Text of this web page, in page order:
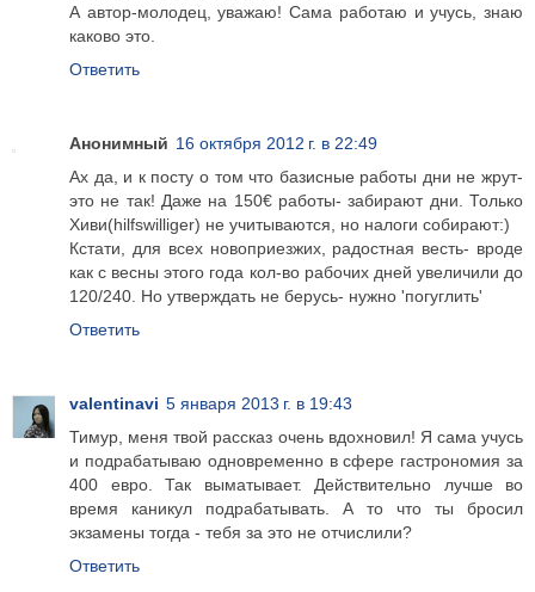
А автор-молодец, уважаю! Сама работаю и учусь, знаю
каково это.
Ответить
Анонимный 16 октября 2012 г. в 22:49
Ах да, и к посту о том что базисные работы дни не жрут-
это не так! Даже на 150€ работы- забирают дни. Только
Хиви(hilfswilliger) не учитываются, но налоги собирают:)
Кстати, для всех новоприезжих, радостная весть- вроде
как с весны этого года кол-во рабочих дней увеличили до
120/240. Но утверждать не берусь- нужно 'погуглить'
Ответить
valentinavi 5 января 2013 г. в 19:43
Тимур, меня твой рассказ очень вдохновил! Я сама учусь
и подрабатываю одновременно в сфере гастрономия за
400 евро. Так выматывает. Действительно лучше во
время каникул подрабатывать. А то что ты бросил
экзамены тогда - тебя за это не отчислили?
Ответить